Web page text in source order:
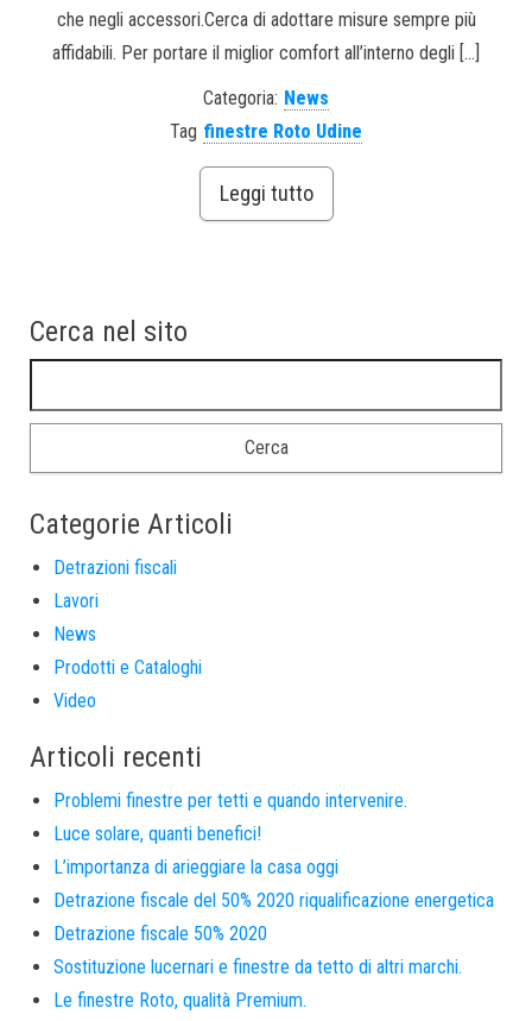
che negli accessori.Cerca di adottare misure sempre più
affidabili. Per portare il miglior comfort all’interno degli […]
Categoria: News
Tag finestre Roto Udine
Leggi tutto
Cerca nel sito
Categorie Articoli
Detrazioni fiscali
Lavori
News
Prodotti e Cataloghi
Video
Articoli recenti
Problemi finestre per tetti e quando intervenire.
Luce solare, quanti benefici!
L’importanza di arieggiare la casa oggi
Detrazione fiscale del 50% 2020 riqualificazione energetica
Detrazione fiscale 50% 2020
Sostituzione lucernari e finestre da tetto di altri marchi.
Le finestre Roto, qualità Premium.